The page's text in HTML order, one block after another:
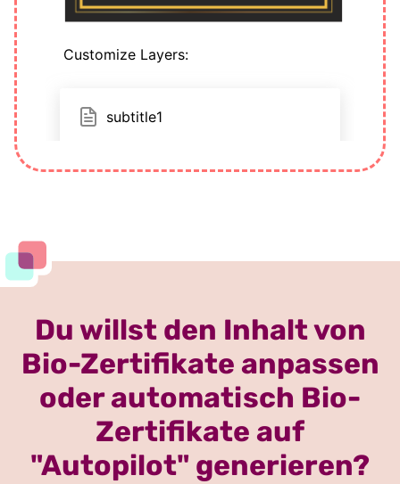
Du willst den Inhalt von
Bio-Zertifikate anpassen
oder automatisch Bio-
Zertifikate auf
"Autopilot" generieren?